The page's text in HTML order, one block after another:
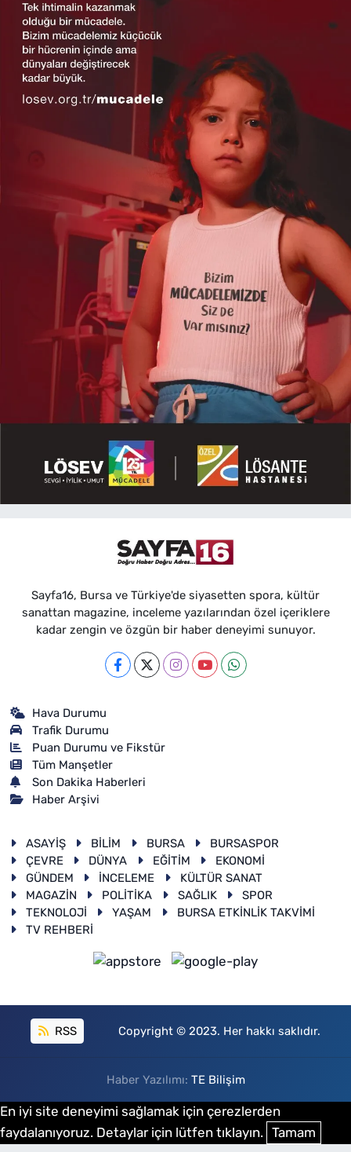
Sayfa16, Bursa ve Türkiye'de siyasetten spora, kültür
sanattan magazine, inceleme yazılarından özel içeriklere
kadar zengin ve özgün bir haber deneyimi sunuyor.
Hava Durumu
Trafik Durumu
Puan Durumu ve Fikstür
Tüm Manşetler
Son Dakika Haberleri
Haber Arşivi
ASAYİŞ BİLİM BURSA
BURSASPOR
ÇEVRE
DÜNYA EĞİTİM
EKONOMİ
GÜNDEM
İNCELEME
KÜLTÜR SANAT
MAGAZİN
POLİTİKA SAĞLIK
SPOR
TEKNOLOJİ
YAŞAM
BURSA ETKİNLİK TAKVİMİ
TV REHBERİ
RSS Copyright © 2023. Her hakkı saklıdır.
Haber Yazılımı: TE Bilişim
En iyi site deneyimi sağlamak için çerezlerden
faydalanıyoruz. Detaylar için lütfen tıklayın. Tamam